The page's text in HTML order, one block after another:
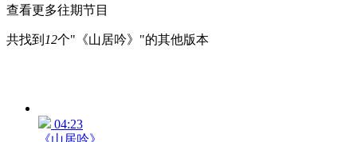
查看更多往期节目
共找到 12个"《山居吟》"的其他版本
04:23
《山居吟》